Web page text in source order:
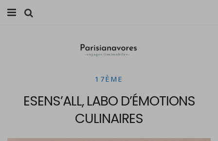
FAMILLE
VOYAGES
WEEK-ENDS
17ÈME
ESENS’ALL, LABO D’ÉMOTIONS
CULINAIRES